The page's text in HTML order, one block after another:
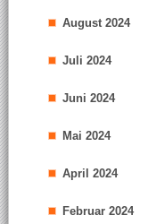
August 2024
Juli 2024
Juni 2024
Mai 2024
April 2024
Februar 2024